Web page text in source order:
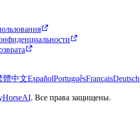
體中文EspañolPortuguêsFrançaisDeutsch
. Все права защищены.